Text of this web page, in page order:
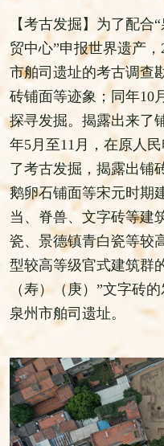
【考古发掘】为了配
贸中心”申报世界遗产
市舶司遗址的考古调查
砖铺面等迹象；同年10
探寻发掘。揭露出来了
年5月至11月，在原人
了考古发掘，揭露出铺
鹅卵石铺面等宋元时期
当、脊兽、文字砖等建
瓷、景德镇青白瓷等较
型较高等级官式建筑群
（寿）（庚）”文字砖
泉州市舶司遗址。